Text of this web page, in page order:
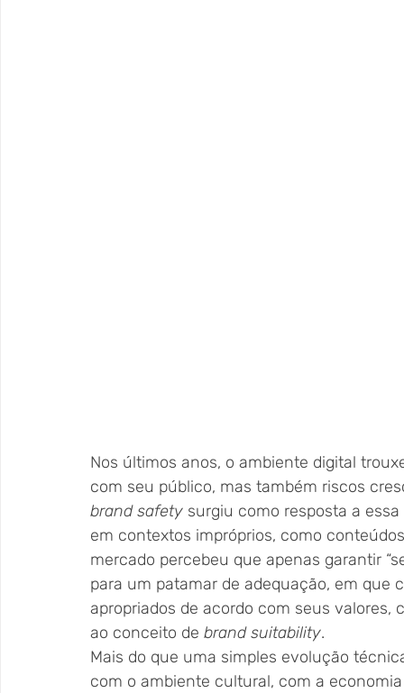
Nos últimos anos, o ambiente digital
com seu público, mas também riscos
brand safety surgiu como resposta a
em contextos impróprios, como
mercado percebeu que apenas garantir
para um patamar de adequação, em
apropriados de acordo com seus
ao conceito de brand suitability.
Mais do que uma simples evolução
com o ambiente cultural, com a